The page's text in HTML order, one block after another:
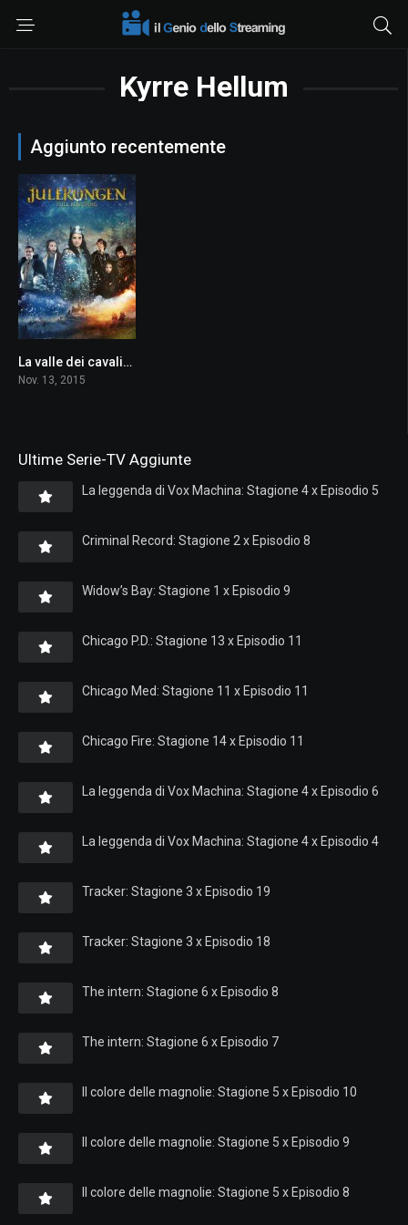
Kyrre Hellum
Aggiunto recentemente
5.6La valle dei cavalieri
Nov. 13, 2015
Ultime Serie-TV Aggiunte
La leggenda di Vox Machina: Stagione 4 x Episodio 5
Criminal Record: Stagione 2 x Episodio 8
Widow’s Bay: Stagione 1 x Episodio 9
Chicago P.D.: Stagione 13 x Episodio 11
Chicago Med: Stagione 11 x Episodio 11
Chicago Fire: Stagione 14 x Episodio 11
La leggenda di Vox Machina: Stagione 4 x Episodio 6
La leggenda di Vox Machina: Stagione 4 x Episodio 4
Tracker: Stagione 3 x Episodio 19
Tracker: Stagione 3 x Episodio 18
The intern: Stagione 6 x Episodio 8
The intern: Stagione 6 x Episodio 7
Il colore delle magnolie: Stagione 5 x Episodio 10
Il colore delle magnolie: Stagione 5 x Episodio 9
Il colore delle magnolie: Stagione 5 x Episodio 8